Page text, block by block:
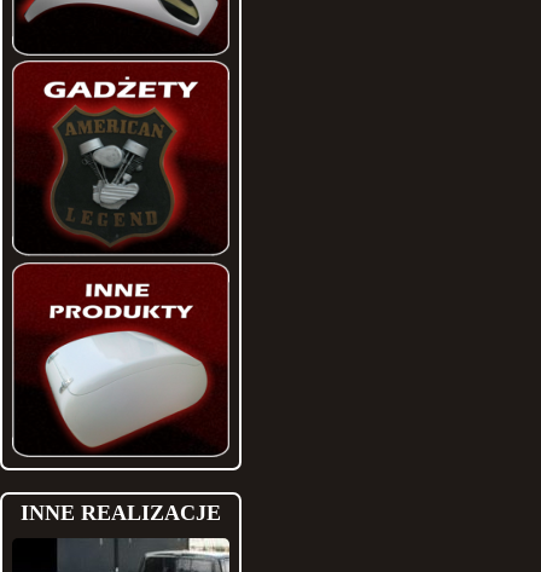
INNE REALIZACJE